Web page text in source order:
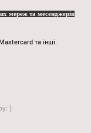
мереж та месенджерів
та інші.
)